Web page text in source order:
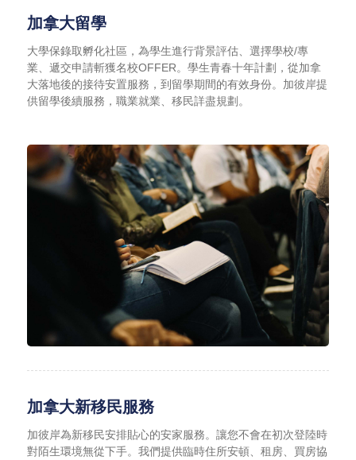
加拿大留學
大學保錄取孵化社區，為學生進行背景評估、選擇學校/專
業、遞交申請斬獲名校OFFER。學生青春十年計劃，從加拿
大落地後的接待安置服務，到留學期間的有效身份。加彼岸提
供留學後續服務，職業就業、移民詳盡規劃。
加拿大新移民服務
加彼岸為新移民安排貼心的安家服務。讓您不會在初次登陸時
對陌生環境無從下手。我們提供臨時住所安頓、租房、買房協